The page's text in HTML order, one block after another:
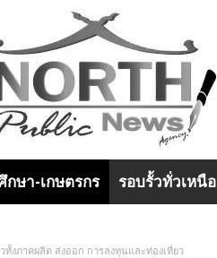
กษา-เกษตรกร รอบรั้วทั่วเหนือ
ทั้งภาคผลิต ส่งออก การลงทุนและท่องเที่ยว